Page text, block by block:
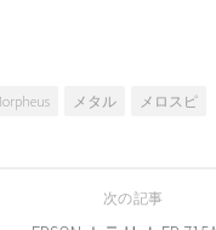
メタル メロスピ
次の記事